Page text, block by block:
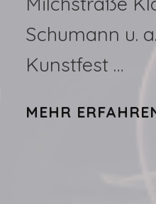
Schumann u.
Kunstfest …
MEHR